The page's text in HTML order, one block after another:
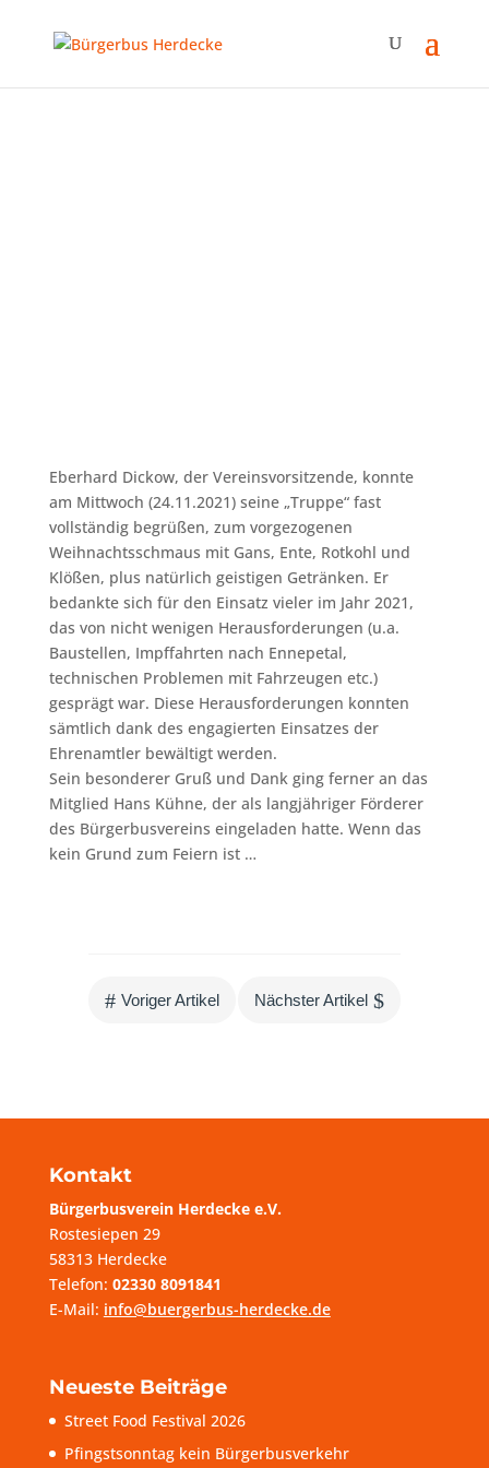
Eberhard Dickow, der Vereinsvorsitzende, konnte
am Mittwoch (24.11.2021) seine „Truppe“ fast
vollständig begrüßen, zum vorgezogenen
Weihnachtsschmaus mit Gans, Ente, Rotkohl und
Klößen, plus natürlich geistigen Getränken. Er
bedankte sich für den Einsatz vieler im Jahr 2021,
das von nicht wenigen Herausforderungen (u.a.
Baustellen, Impffahrten nach Ennepetal,
technischen Problemen mit Fahrzeugen etc.)
gesprägt war. Diese Herausforderungen konnten
sämtlich dank des engagierten Einsatzes der
Ehrenamtler bewältigt werden.
Sein besonderer Gruß und Dank ging ferner an das
Mitglied Hans Kühne, der als langjähriger Förderer
des Bürgerbusvereins eingeladen hatte. Wenn das
kein Grund zum Feiern ist …
# Voriger Artikel Nächster Artikel $
Kontakt
Bürgerbusverein Herdecke e.V.
Rostesiepen 29
58313 Herdecke
Telefon: 02330 8091841
E-Mail: info@buergerbus-herdecke.de
Neueste Beiträge
Street Food Festival 2026
Pfingstsonntag kein Bürgerbusverkehr